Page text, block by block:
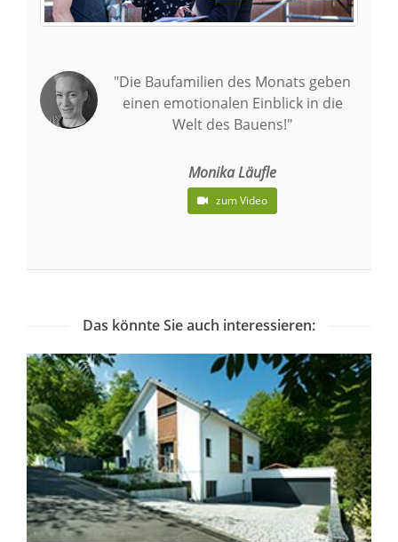
"Die Baufamilien des Monats geben
einen emotionalen Einblick in die
Welt des Bauens!"
Monika Läufle
zum Video
Das könnte Sie auch interessieren: